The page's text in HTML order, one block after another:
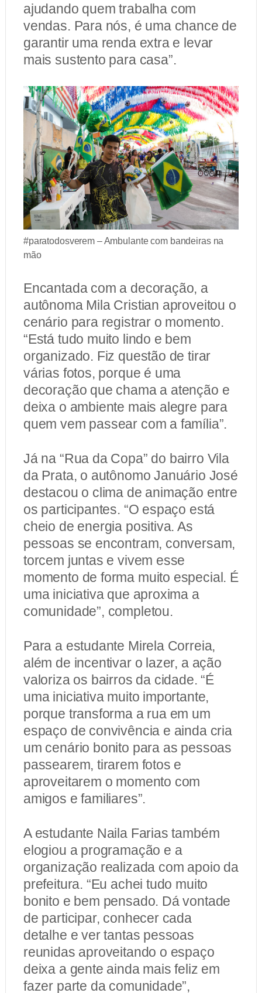
ajudando quem trabalha com
vendas. Para nós, é uma chance de
garantir uma renda extra e levar
mais sustento para casa”.
#paratodosverem – Ambulante com bandeiras na
mão
Encantada com a decoração, a
autônoma Mila Cristian aproveitou o
cenário para registrar o momento.
“Está tudo muito lindo e bem
organizado. Fiz questão de tirar
várias fotos, porque é uma
decoração que chama a atenção e
deixa o ambiente mais alegre para
quem vem passear com a família”.
Já na “Rua da Copa” do bairro Vila
da Prata, o autônomo Januário José
destacou o clima de animação entre
os participantes. “O espaço está
cheio de energia positiva. As
pessoas se encontram, conversam,
torcem juntas e vivem esse
momento de forma muito especial. É
uma iniciativa que aproxima a
comunidade”, completou.
Para a estudante Mirela Correia,
além de incentivar o lazer, a ação
valoriza os bairros da cidade. “É
uma iniciativa muito importante,
porque transforma a rua em um
espaço de convivência e ainda cria
um cenário bonito para as pessoas
passearem, tirarem fotos e
aproveitarem o momento com
amigos e familiares”.
A estudante Naila Farias também
elogiou a programação e a
organização realizada com apoio da
prefeitura. “Eu achei tudo muito
bonito e bem pensado. Dá vontade
de participar, conhecer cada
detalhe e ver tantas pessoas
reunidas aproveitando o espaço
deixa a gente ainda mais feliz em
fazer parte da comunidade”,